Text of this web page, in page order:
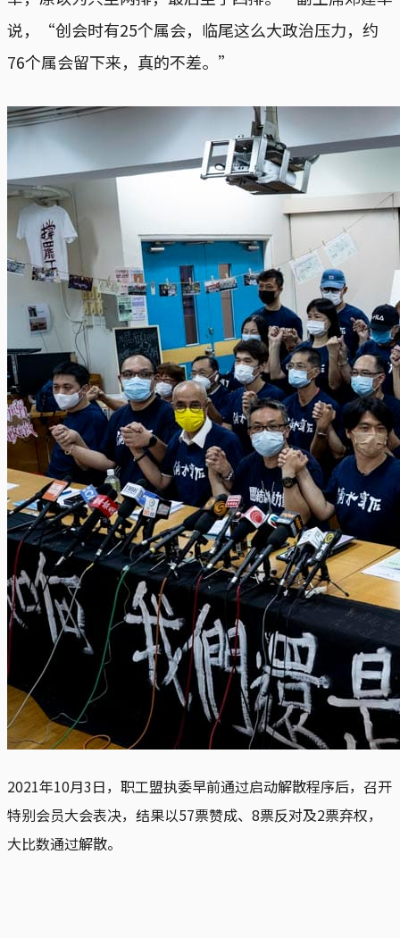
说，“创会时有25个属会，临尾这么大政治压力，约
76个属会留下来，真的不差。”
2021年10月3日，职工盟执委早前通过启动解散程序后，召开
特别会员大会表决，结果以57票赞成、8票反对及2票弃权，
大比数通过解散。